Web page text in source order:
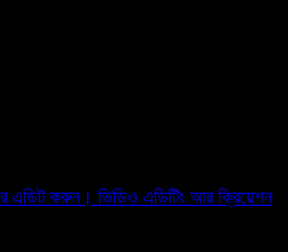
এডিট করুন। ভিডিও এডিটিং আর ক্রিয়েশন